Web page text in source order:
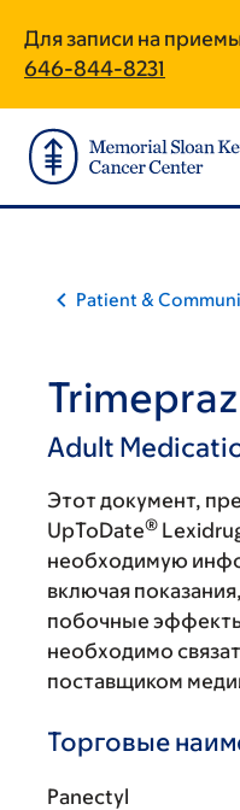
main
content
footer
Для записи на
646-844-8231
Patient &
Adult
Этот документ,
UpToDate®
необходимую
включая
побочные
необходимо
поставщиком
Торговые
Panectyl